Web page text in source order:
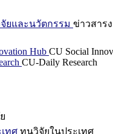
ยและนวัตกรรม ข่าวสาร
Hub CU Social
CU-Daily Research
ทศ ทุนวิจัยในประเทศ